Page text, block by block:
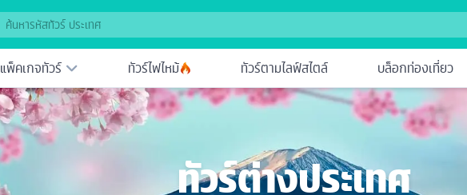
แพ็คเกจทัวร์ ทัวร์ไฟไหม้ ทัวร์ตามไลฟ์สไตล์ บล็อกท่องเที่ยว
ทัวร์ต่างประเทศ